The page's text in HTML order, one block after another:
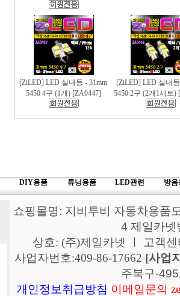
[ZiLED] LED 실내등 - 31mm
5450 4구 (1개) [ZA0447]
[ZiLED] LED 실내
5450 2구 (2개1세트)
DIY용품 튜닝용품 LED관련 방음
쇼핑몰명: 지비투비 자동차용품
4 제일카
상호: (주)제일카넷 ㅣ 고객
사업자번호:409-86-17662 [사업
주북구-
개인정보취급방침 이메일문의